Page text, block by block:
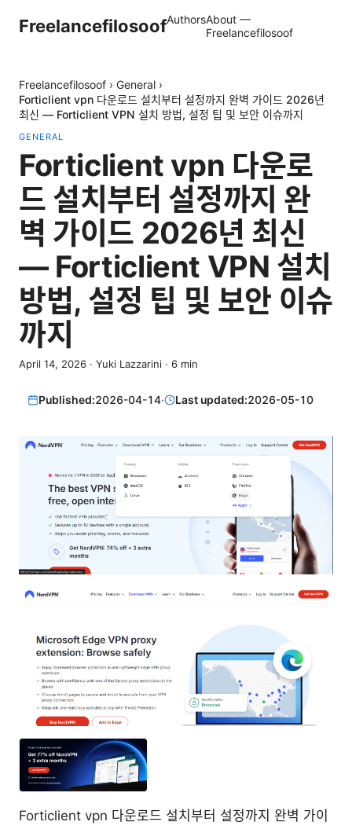
FreelancefilosoofAuthorsAbout —
Freelancefilosoof
Freelancefilosoof › General ›
Forticlient vpn 다운로드 설치부터 설정까지 완벽 가이드 2026년
최신 — Forticlient VPN 설치 방법, 설정 팁 및 보안 이슈까지
GENERAL
Forticlient vpn 다운로
드 설치부터 설정까지 완
벽 가이드 2026년 최신
— Forticlient VPN 설치
방법, 설정 팁 및 보안 이슈
까지
April 14, 2026 · Yuki Lazzarini · 6 min
Published:2026-04-14· Last updated:2026-05-10
Forticlient vpn 다운로드 설치부터 설정까지 완벽 가이